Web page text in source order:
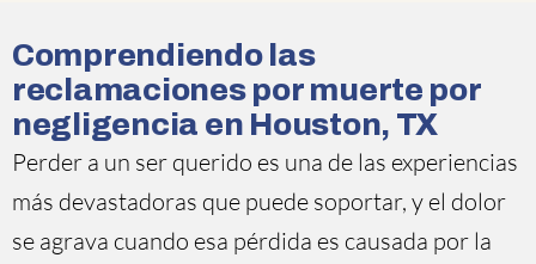
Comprendiendo las
reclamaciones por muerte por
negligencia en Houston, TX
Perder a un ser querido es una de las experiencias
más devastadoras que puede soportar, y el dolor
se agrava cuando esa pérdida es causada por la